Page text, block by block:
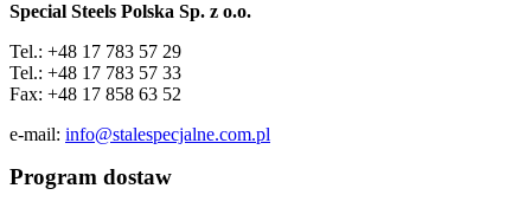
Special Steels Polska Sp. z o.o.
Tel.: +48 17 783 57 29
Tel.: +48 17 783 57 33
Fax: +48 17 858 63 52
e-mail: info@stalespecjalne.com.pl
Program dostaw